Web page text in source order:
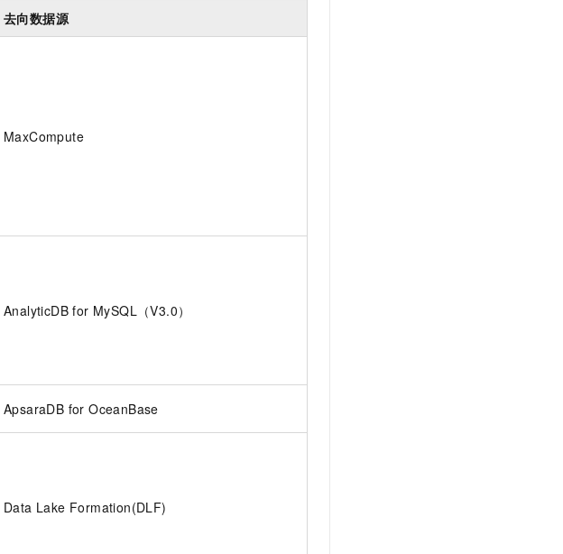
去向数据源
MaxCompute
AnalyticDB for MySQL（V3.0）
ApsaraDB for OceanBase
Data Lake Formation(DLF)